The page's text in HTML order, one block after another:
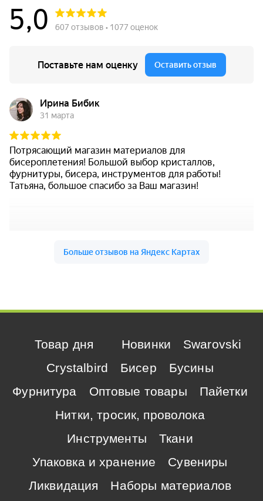
Товар дня Новинки
Swarovski
Crystalbird
Бисер
Бусины
Фурнитура
Оптовые товары
Пайетки
Нитки, тросик, проволока
Инструменты
Ткани
Упаковка и хранение
Сувениры
Ликвидация
Наборы материалов